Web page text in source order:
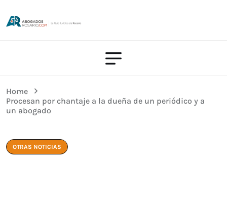
Home
Procesan por chantaje a la dueña de un periódico y a
un abogado
OTRAS NOTICIAS